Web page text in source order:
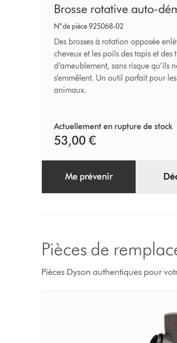
Brosse
rotative
auto-
démêlante
Brosse rotative auto-
N° de pièce 925068-02
Des brosses à rotation opposée
cheveux et les poils des tapis et des
d’ameublement, sans risque qu’ils
s’emmêlent. Un outil parfait pour
animaux.
Actuellement en rupture de stock
53,00 €
Me prévenir
Pièces de
Pièces Dyson authentiques pour